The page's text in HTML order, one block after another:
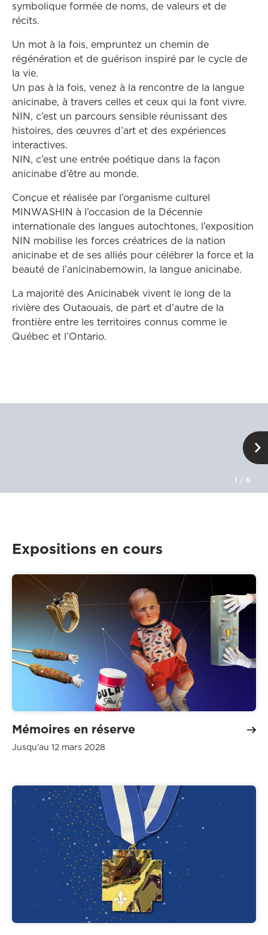
symbolique formée de noms, de valeurs et de
récits.
Un mot à la fois, empruntez un chemin de
régénération et de guérison inspiré par le cycle de
la vie.
Un pas à la fois, venez à la rencontre de la langue
anicinabe, à travers celles et ceux qui la font vivre.
NIN, c’est un parcours sensible réunissant des
histoires, des œuvres d’art et des expériences
interactives.
NIN, c’est une entrée poétique dans la façon
anicinabe d’être au monde.
Conçue et réalisée par l’organisme culturel
MINWASHIN à l’occasion de la Décennie
internationale des langues autochtones, l’exposition
NIN mobilise les forces créatrices de la nation
anicinabe et de ses alliés pour célébrer la force et la
beauté de l’anicinabemowin, la langue anicinabe.
La majorité des Anicinabek vivent le long de la
rivière des Outaouais, de part et d’autre de la
frontière entre les territoires connus comme le
Québec et l’Ontario.
1 / 6
Expositions en cours
Mémoires en réserve
Jusqu'au 12 mars 2028